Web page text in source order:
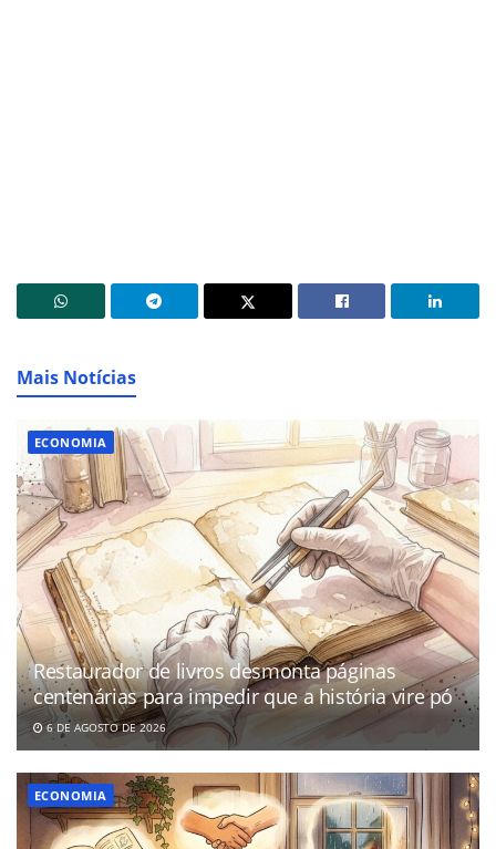
Mais Notícias
ECONOMIA
Restaurador de livros desmonta páginas
centenárias para impedir que a história vire pó
6 DE AGOSTO DE 2026
ECONOMIA